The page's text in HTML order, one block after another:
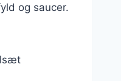
og saucer.